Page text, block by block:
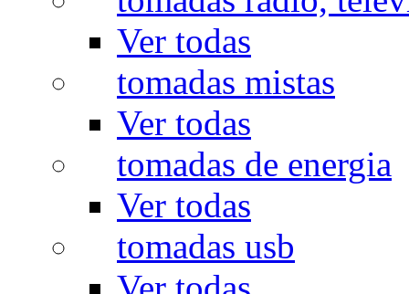
Ver todas
tomadas mistas
Ver todas
tomadas de energia
Ver todas
tomadas usb